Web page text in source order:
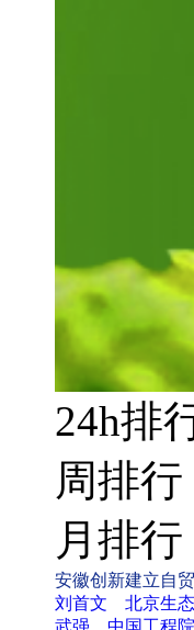
24h排
周排行
月排行
安徽创新建立自
刘首文 北京生